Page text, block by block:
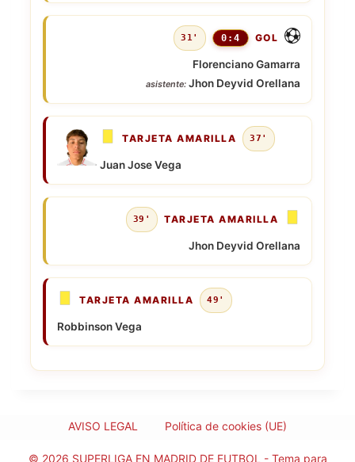
31' 0:4 GOL
Florenciano Gamarra
asistente: Jhon Deyvid Orellana
TARJETA AMARILLA 37'
Juan Jose Vega
39' TARJETA AMARILLA
Jhon Deyvid Orellana
TARJETA AMARILLA 49'
Robbinson Vega
AVISO LEGAL Política de cookies (UE)
© 2026 SUPERLIGA EN MADRID DE FUTBOL - Tema para